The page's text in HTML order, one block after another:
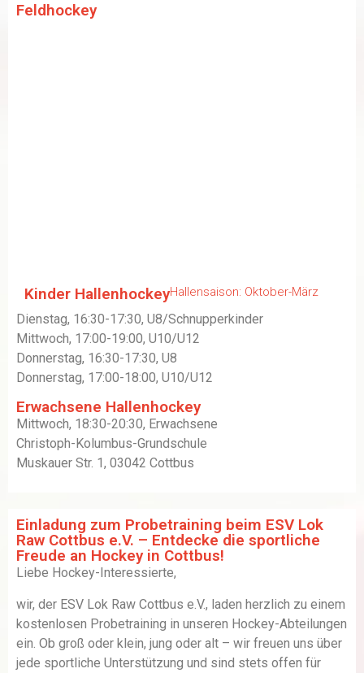
Feldhockey
Kinder HallenhockeyHallensaison: Oktober-März
Dienstag, 16:30-17:30, U8/Schnupperkinder
Mittwoch, 17:00-19:00, U10/U12
Donnerstag, 16:30-17:30, U8
Donnerstag, 17:00-18:00, U10/U12
Erwachsene Hallenhockey
Mittwoch, 18:30-20:30, Erwachsene
Christoph-Kolumbus-Grundschule
Muskauer Str. 1, 03042 Cottbus
Einladung zum Probetraining beim ESV Lok
Raw Cottbus e.V. – Entdecke die sportliche
Freude an Hockey in Cottbus!
Liebe Hockey-Interessierte,
wir, der ESV Lok Raw Cottbus e.V., laden herzlich zu einem
kostenlosen Probetraining in unseren Hockey-Abteilungen
ein. Ob groß oder klein, jung oder alt – wir freuen uns über
jede sportliche Unterstützung und sind stets offen für